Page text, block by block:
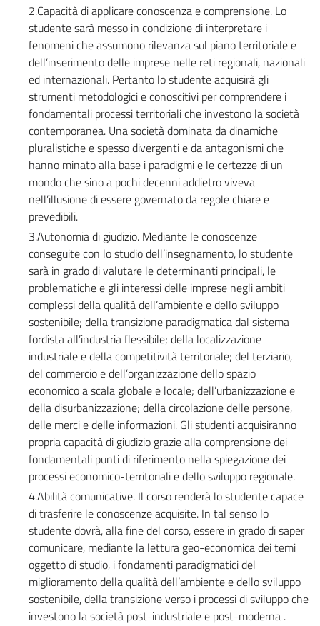
2.Capacità di applicare conoscenza e comprensione. Lo
studente sarà messo in condizione di interpretare i
fenomeni che assumono rilevanza sul piano territoriale e
dell’inserimento delle imprese nelle reti regionali, nazionali
ed internazionali. Pertanto lo studente acquisirà gli
strumenti metodologici e conoscitivi per comprendere i
fondamentali processi territoriali che investono la società
contemporanea. Una società dominata da dinamiche
pluralistiche e spesso divergenti e da antagonismi che
hanno minato alla base i paradigmi e le certezze di un
mondo che sino a pochi decenni addietro viveva
nell’illusione di essere governato da regole chiare e
prevedibili.
3.Autonomia di giudizio. Mediante le conoscenze
conseguite con lo studio dell’insegnamento, lo studente
sarà in grado di valutare le determinanti principali, le
problematiche e gli interessi delle imprese negli ambiti
complessi della qualità dell’ambiente e dello sviluppo
sostenibile; della transizione paradigmatica dal sistema
fordista all’industria flessibile; della localizzazione
industriale e della competitività territoriale; del terziario,
del commercio e dell’organizzazione dello spazio
economico a scala globale e locale; dell’urbanizzazione e
della disurbanizzazione; della circolazione delle persone,
delle merci e delle informazioni. Gli studenti acquisiranno
propria capacità di giudizio grazie alla comprensione dei
fondamentali punti di riferimento nella spiegazione dei
processi economico-territoriali e dello sviluppo regionale.
4.Abilità comunicative. Il corso renderà lo studente capace
di trasferire le conoscenze acquisite. In tal senso lo
studente dovrà, alla fine del corso, essere in grado di saper
comunicare, mediante la lettura geo-economica dei temi
oggetto di studio, i fondamenti paradigmatici del
miglioramento della qualità dell’ambiente e dello sviluppo
sostenibile, della transizione verso i processi di sviluppo che
investono la società post-industriale e post-moderna .